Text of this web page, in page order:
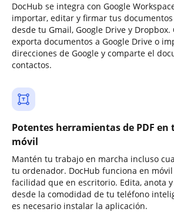
DocHub se integra con Google
importar, editar y firmar tus
desde tu Gmail, Google Drive y
exporta documentos a Google Drive o
direcciones de Google y comparte el
contactos.
Potentes herramientas de PDF
móvil
Mantén tu trabajo en marcha incluso
tu ordenador. DocHub funciona en
facilidad que en escritorio. Edita, anota
desde la comodidad de tu teléfono
es necesario instalar la aplicación.